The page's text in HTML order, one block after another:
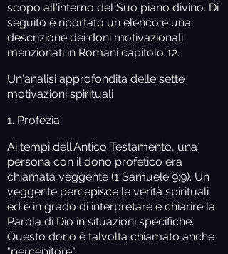
scopo all'interno del Suo piano divino. Di
seguito è riportato un elenco e una
descrizione dei doni motivazionali
menzionati in Romani capitolo 12.
Un'analisi approfondita delle sette
motivazioni spirituali
1. Profezia
Ai tempi dell'Antico Testamento, una
persona con il dono profetico era
chiamata veggente (1 Samuele 9:9). Un
veggente percepisce le verità spirituali
ed è in grado di interpretare e chiarire la
Parola di Dio in situazioni specifiche.
Questo dono è talvolta chiamato anche